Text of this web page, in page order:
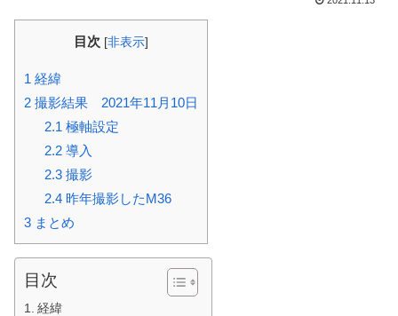
目次 [非表示]
1 経緯
2 撮影結果 2021年11月10日
2.1 極軸設定
2.2導入
2.3撮影
2.4昨年撮影したM36
3 まとめ
目次
経緯